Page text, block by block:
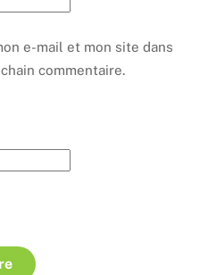
e-mail et mon site dans
commentaire.